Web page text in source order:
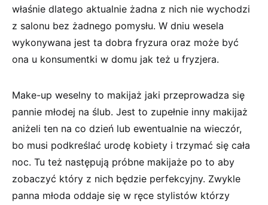
właśnie dlatego aktualnie żadna z nich nie wychodzi
z salonu bez żadnego pomysłu. W dniu wesela
wykonywana jest ta dobra fryzura oraz może być
ona u konsumentki w domu jak też u fryzjera.
Make-up weselny to makijaż jaki przeprowadza się
pannie młodej na ślub. Jest to zupełnie inny makijaż
aniżeli ten na co dzień lub ewentualnie na wieczór,
bo musi podkreślać urodę kobiety i trzymać się cała
noc. Tu też następują próbne makijaże po to aby
zobaczyć który z nich będzie perfekcyjny. Zwykle
panna młoda oddaje się w ręce stylistów którzy